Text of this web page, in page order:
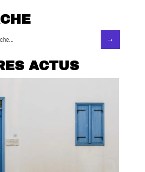
ACTUS